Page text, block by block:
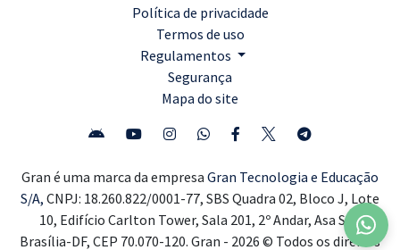
Política de privacidade
Termos de uso
Regulamentos
Segurança
Mapa do site
Gran é uma marca da empresa Gran Tecnologia e Educação
S/A, CNPJ: 18.260.822/0001-77, SBS Quadra 02, Bloco J, Lote
10, Edifício Carlton Tower, Sala 201, 2º Andar, Asa Sul,
Brasília-DF, CEP 70.070-120. Gran - 2026 © Todos os direitos